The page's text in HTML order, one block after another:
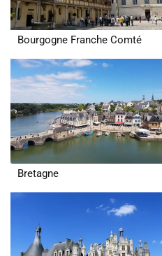
Bourgogne Franche Comté
Bretagne